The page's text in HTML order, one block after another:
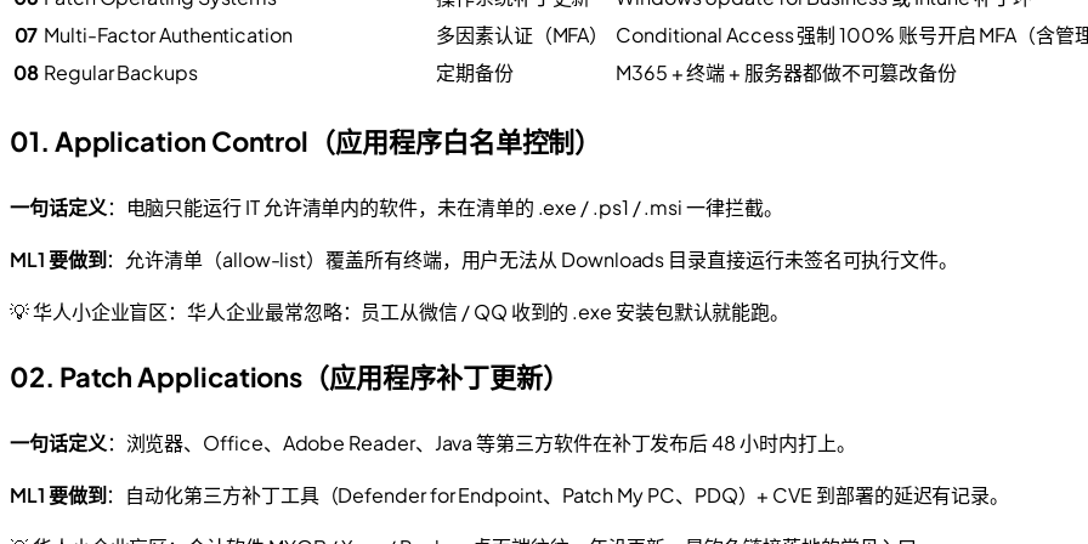
07 Multi-Factor Authentication 多因素认证（MFA）
Conditional Access 强制 100% 账号开启 MFA（含管
08 Regular Backups 定期备份 M365 + 终端 + 服务器都做不可篡改备份
01. Application Control（应用程序白名单控制）
一句话定义：电脑只能运行 IT 允许清单内的软件，未在清单的 .exe / .ps1 / .msi 一律拦截。
ML1 要做到：允许清单（allow-list）覆盖所有终端，用户无法从 Downloads 目录直接运行未签名可执行文件。
💡 华人小企业盲区：华人企业最常忽略：员工从微信 / QQ 收到的 .exe 安装包默认就能跑。
02. Patch Applications（应用程序补丁更新）
一句话定义：浏览器、Office、Adobe Reader、Java 等第三方软件在补丁发布后 48 小时内打上。
ML1 要做到：自动化第三方补丁工具（Defender for Endpoint、Patch My PC、PDQ）+ CVE 到部署的延迟有记录。